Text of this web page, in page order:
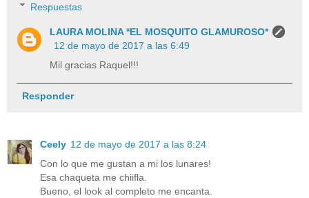
Respuestas
LAURA MOLINA *EL MOSQUITO GLAMUROSO*
12 de mayo de 2017 a las 6:49
Mil gracias Raquel!!!
Responder
Ceely 12 de mayo de 2017 a las 8:24
Con lo que me gustan a mi los lunares!
Esa chaqueta me chiifla.
Bueno, el look al completo me encanta.